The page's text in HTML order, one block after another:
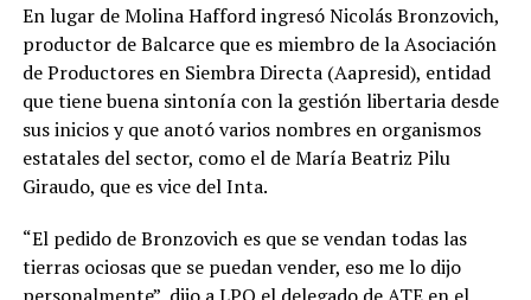
En lugar de Molina Hafford ingresó Nicolás Bronzovich,
productor de Balcarce que es miembro de la Asociación
de Productores en Siembra Directa (Aapresid), entidad
que tiene buena sintonía con la gestión libertaria desde
sus inicios y que anotó varios nombres en organismos
estatales del sector, como el de María Beatriz Pilu
Giraudo, que es vice del Inta.
“El pedido de Bronzovich es que se vendan todas las
tierras ociosas que se puedan vender, eso me lo dijo